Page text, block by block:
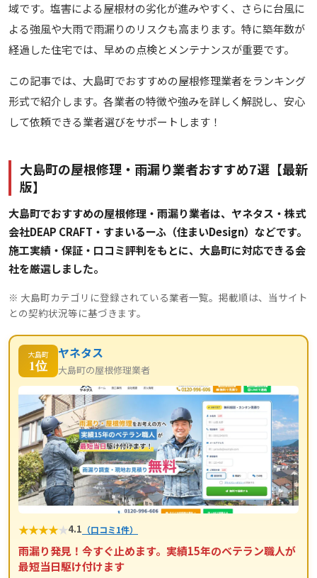
域です。塩害による屋根材の劣化が進みやすく、さらに台風に
よる強風や大雨で雨漏りのリスクも高まります。特に築年数が
経過した住宅では、早めの点検とメンテナンスが重要です。
この記事では、大島町でおすすめの屋根修理業者をランキング
形式で紹介します。各業者の特徴や強みを詳しく解説し、安心
して依頼できる業者選びをサポートします！
大島町の屋根修理・雨漏り業者おすすめ7選【最新
版】
大島町でおすすめの屋根修理・雨漏り業者は、ヤネタス・株式
会社DEAP CRAFT・すまいるーふ（住まいDesign）などです。
施工実績・保証・口コミ評判をもとに、大島町に対応できる会
社を厳選しました。
※ 大島町カテゴリに登録されている業者一覧。掲載順は、当サイト
との契約状況等に基づきます。
大島町
1位
ヤネタス
大島町の屋根修理業者
★★★★★4.1 （口コミ1件）
雨漏り発見！今すぐ止めます。実績15年のベテラン職人が
最短当日駆け付けます